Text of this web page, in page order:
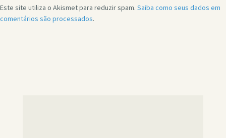
Este site utiliza o Akismet para reduzir spam. Saiba como seus dados em
comentários são processados.